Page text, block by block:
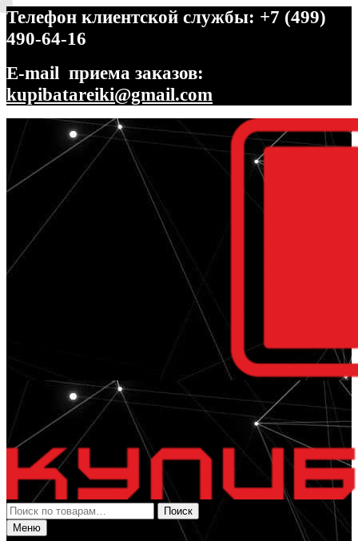
Телефон клиентской службы: +7 (499)
490-64-16
E-mail приема заказов:
kupibatareiki@gmail.com
Перейти
навигации
Перейти
содержимому
Искать:
Поиск
Меню